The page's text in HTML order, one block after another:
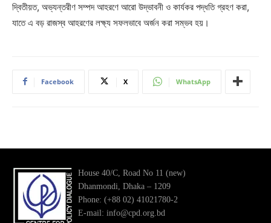
দ্বিতীয়ত, অভ্যন্তরীণ সম্পদ আহরণে আরো উদ্ভাবনী ও কার্যকর পদ্ধতি গ্রহণ করা,
যাতে এ বড় রাজস্ব আহরণের লক্ষ্য সফলভাবে অর্জন করা সম্ভব হয়।
Facebook X WhatsApp
House 40/C, Road No 11 (new)
Dhanmondi, Dhaka – 1209
Phone: (+88 02) 41021780-2
E-mail: info@cpd.org.bd